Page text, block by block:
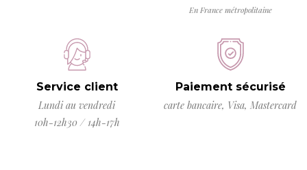
En France métropolitaine
Service client
Lundi au vendredi
10h-12h30 / 14h-17h
Paiement sécurisé
carte bancaire, Visa, Mastercard